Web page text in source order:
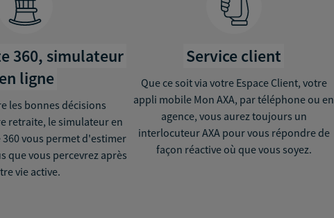
360, simulateur
en ligne
les bonnes décisions
retraite, le simulateur en
360 vous permet d'estimer
que vous percevrez après
vie active.
Service client
Que ce soit via votre Espace Client, votre
appli mobile Mon AXA, par téléphone ou en
agence, vous aurez toujours un
interlocuteur AXA pour vous répondre de
façon réactive où que vous soyez.